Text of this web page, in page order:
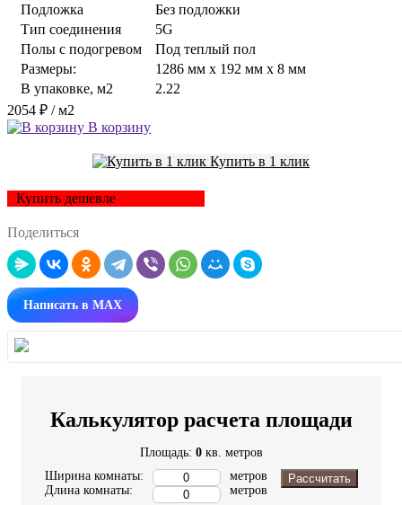
Подложка
Без подложки
Тип соединения
5G
Полы с подогревом
Под теплый пол
Размеры:
1286 мм x 192 мм x 8 мм
В упаковке, м2
2.22
2054 ₽ / м2
В корзину
Купить в 1 клик
Купить дешевле
Поделиться
Написать в MAX
Калькулятор расчета площади
Площадь: 0 кв. метров
Ширина комнаты:
Длина комнаты:
метров
метров
Рассчитать